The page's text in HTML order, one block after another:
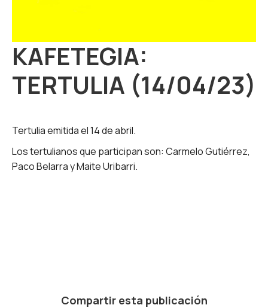
KAFETEGIA:
TERTULIA (14/04/23)
Tertulia emitida el 14 de abril.
Los tertulianos que participan son: Carmelo Gutiérrez,
Paco Belarra y Maite Uribarri.
Compartir esta publicación